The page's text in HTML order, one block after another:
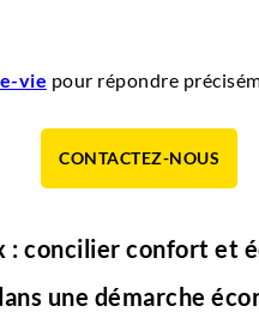
vie pour répondre
CONTACTEZ-NOUS
: concilier confort et
une démarche